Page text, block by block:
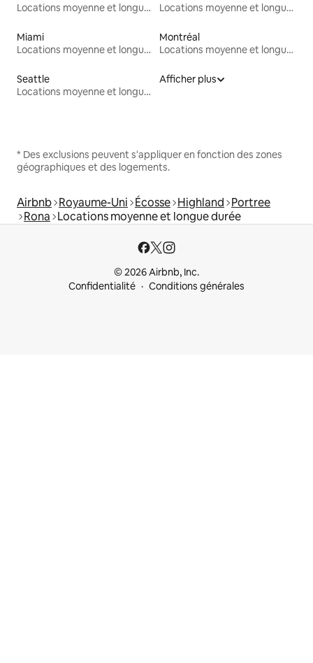
Locations moyenne et longue durée
Locations moyenne et longue durée
Miami
Locations moyenne et longue durée
Montréal
Locations moyenne et longue durée
Seattle
Locations moyenne et longue durée
Afficher plus
* Des exclusions peuvent s'appliquer en fonction des zones
géographiques et des logements.
Airbnb Royaume-Uni Écosse Highland Portree
Rona Locations moyenne et longue durée
© 2026 Airbnb, Inc.
Confidentialité
Conditions générales